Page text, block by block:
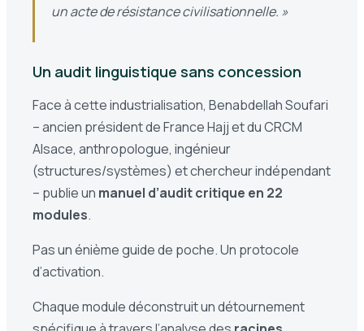
un acte de résistance civilisationnelle. »
Un audit linguistique sans concession
Face à cette industrialisation, Benabdellah Soufari
– ancien président de France Hajj et du CRCM
Alsace, anthropologue, ingénieur
(structures/systèmes) et chercheur indépendant
– publie un manuel d’audit critique en 22
modules.
Pas un énième guide de poche. Un protocole
d’activation.
Chaque module déconstruit un détournement